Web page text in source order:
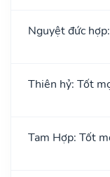
Nguyệt đức
Thiên hỷ: Tốt
Tam Hợp: Tốt